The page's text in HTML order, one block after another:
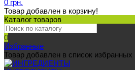
0 грн.
Товар добавлен в корзину!
Каталог товаров
0
Избранные
Товар добавлен в список избранных